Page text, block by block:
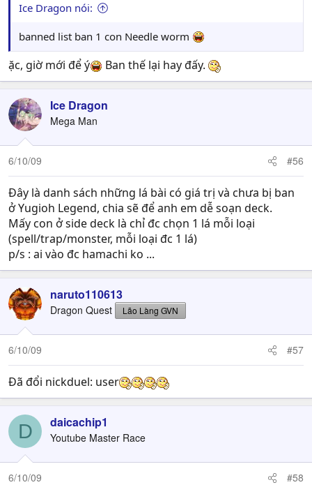
Ice Dragon nói:
banned list ban 1 con Needle worm
ặc, giờ mới để ý Ban thế lại hay đấy.
Ice Dragon
Mega Man
6/10/09 #56
Đây là danh sách những lá bài có giá trị và chưa bị ban
ở Yugioh Legend, chia sẽ để anh em dễ soạn deck.
Mấy con ở side deck là chỉ đc chọn 1 lá mỗi loại
(spell/trap/monster, mỗi loại đc 1 lá)
p/s : ai vào đc hamachi ko ...
naruto110613
Dragon Quest Lão Làng GVN
6/10/09 #57
Đã đổi nickduel: user
D daicachip1
Youtube Master Race
6/10/09 #58